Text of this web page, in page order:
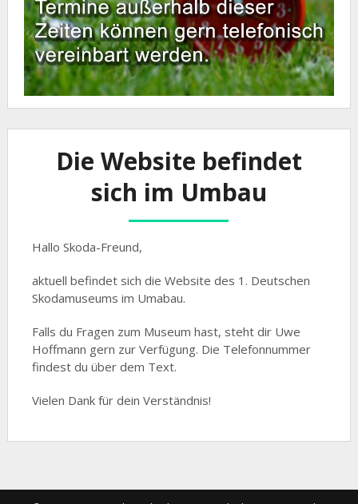
Die Website befindet
sich im Umbau
Hallo Skoda-Freund,
aktuell befindet sich die Website des 1. Deutschen
Skodamuseums im Umabau.
Falls du Fragen zum Museum hast, steht dir Uwe
Hoffmann gern zur Verfügung. Die Telefonnummer
findest du über dem Text.
Vielen Dank für dein Verständnis!